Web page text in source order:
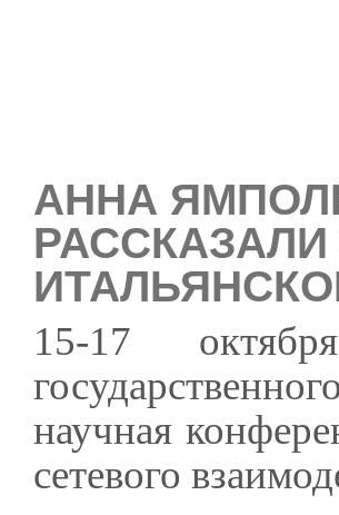
АННА
15-17
научная
сетевого